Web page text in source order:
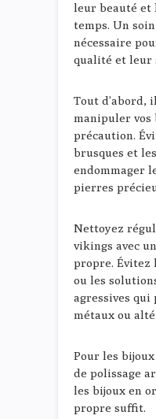
leur beauté et
temps. Un
nécessaire
qualité et leur
Tout d’abord,
manipuler vos
précaution.
brusques et
endommager
pierres
Nettoyez
vikings avec
propre. Évitez
ou les
agressives
métaux ou
Pour les
de polissage
les bijoux en
propre suffit.